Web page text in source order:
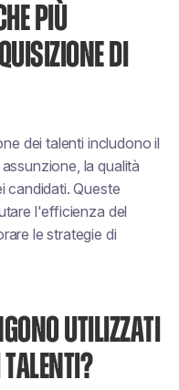
PIÙ
DI
dei talenti includono il
la qualità
candidati. Queste
l'efficienza del
le strategie di
UTILIZZATI